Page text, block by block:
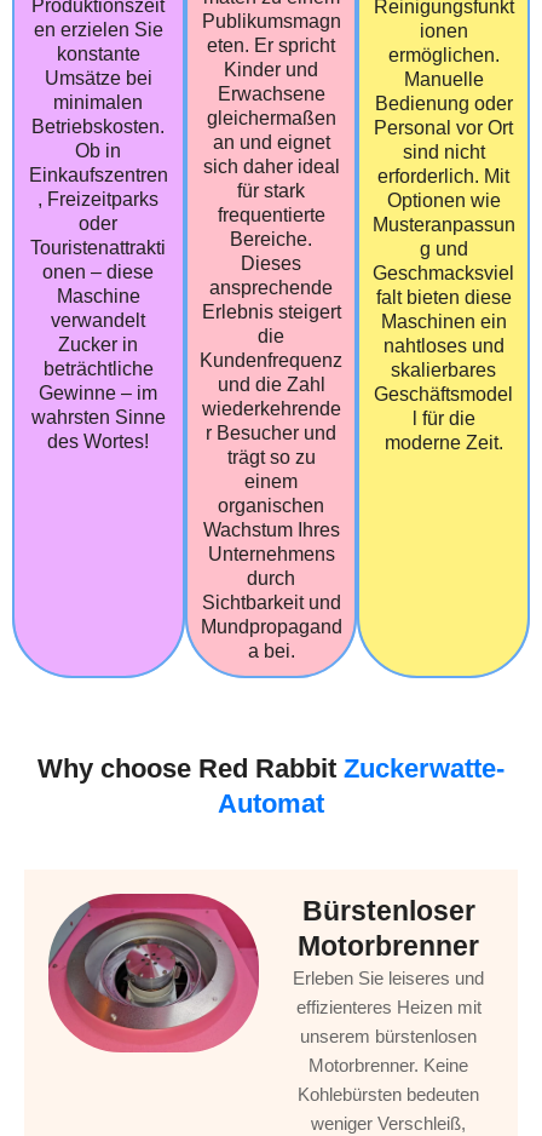
Produktionszeit
en erzielen Sie
konstante
Umsätze bei
minimalen
Betriebskosten.
Ob in
Einkaufszentren
, Freizeitparks
oder
Touristenattrakti
onen – diese
Maschine
verwandelt
Zucker in
beträchtliche
Gewinne – im
wahrsten Sinne
des Wortes!
Publikumsmagn
eten. Er spricht
Kinder und
Erwachsene
gleichermaßen
an und eignet
sich daher ideal
für stark
frequentierte
Bereiche.
Dieses
ansprechende
Erlebnis steigert
die
Kundenfrequenz
und die Zahl
wiederkehrende
r Besucher und
trägt so zu
einem
organischen
Wachstum Ihres
Unternehmens
durch
Sichtbarkeit und
Mundpropagand
a bei.
Reinigungsfunkt
ionen
ermöglichen.
Manuelle
Bedienung oder
Personal vor Ort
sind nicht
erforderlich. Mit
Optionen wie
Musteranpassun
g und
Geschmacksviel
falt bieten diese
Maschinen ein
nahtloses und
skalierbares
Geschäftsmodel
l für die
moderne Zeit.
Why choose Red Rabbit Zuckerwatte-
Automat
Bürstenloser
Motorbrenner
Erleben Sie leiseres und
effizienteres Heizen mit
unserem bürstenlosen
Motorbrenner. Keine
Kohlebürsten bedeuten
weniger Verschleiß,